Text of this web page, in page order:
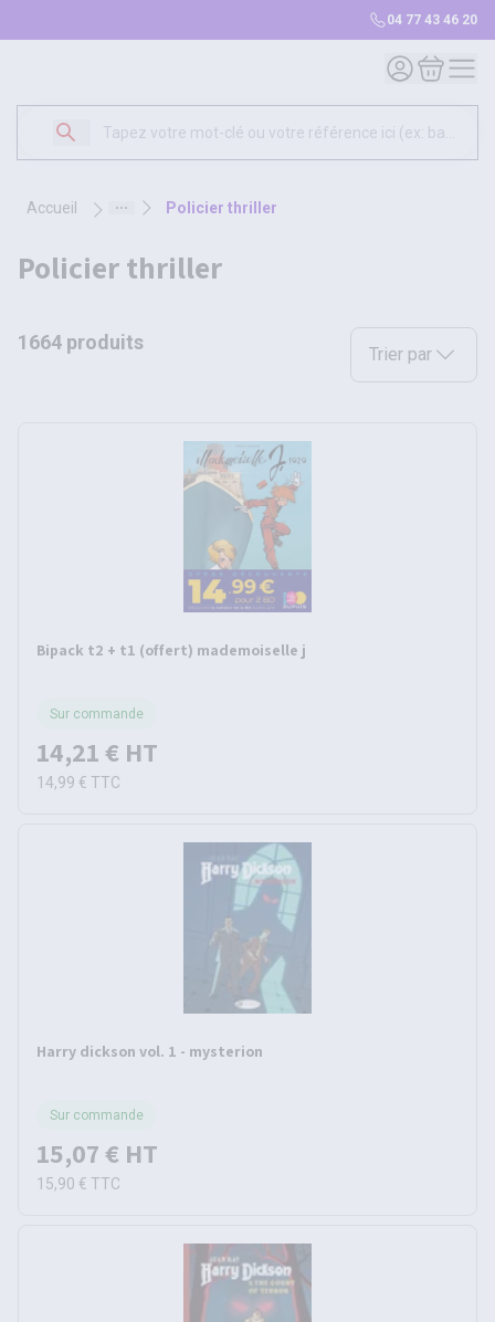
04 77 43 46 20
Mon compte
Mon
accueil policier thriller
policier thriller
1664 produits
Trier par
Bipack t2 + t1 (offert) mademoiselle j
Sur commande
14,21 € HT
14,99 € TTC
Harry dickson vol. 1 - mysterion
Sur commande
15,07 € HT
15,90 € TTC